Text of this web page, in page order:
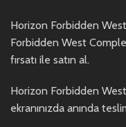
Horizon Forbidden
Forbidden West
fırsatı ile satın al.
Horizon Forbidden
ekranınızda anında